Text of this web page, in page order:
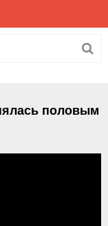
половым